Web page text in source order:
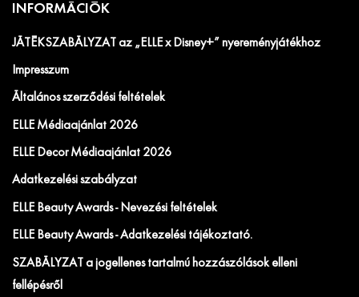
INFORMÁCIÓK
JÁTÉKSZABÁLYZAT az „ELLE x Disney+” nyereményjátékhoz
Impresszum
Általános szerződési feltételek
ELLE Médiaajánlat 2026
ELLE Decor Médiaajánlat 2026
Adatkezelési szabályzat
ELLE Beauty Awards - Nevezési feltételek
ELLE Beauty Awards - Adatkezelési tájékoztató.
SZABÁLYZAT a jogellenes tartalmú hozzászólások elleni
fellépésről